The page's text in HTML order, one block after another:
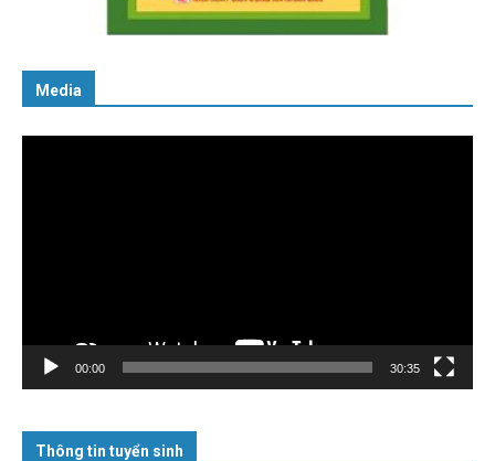
16/01/2026
Media
00:00 30:35
Thông tin tuyển sinh